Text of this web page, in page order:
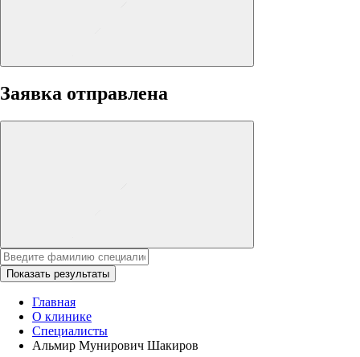
Заявка отправлена
Показать результаты
Главная
О клинике
Специалисты
Альмир Мунирович Шакиров